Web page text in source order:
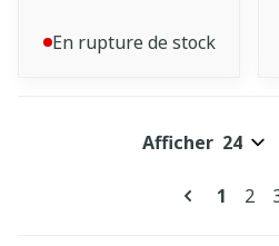
En rupture de stock
Vous
1 2
Afficher